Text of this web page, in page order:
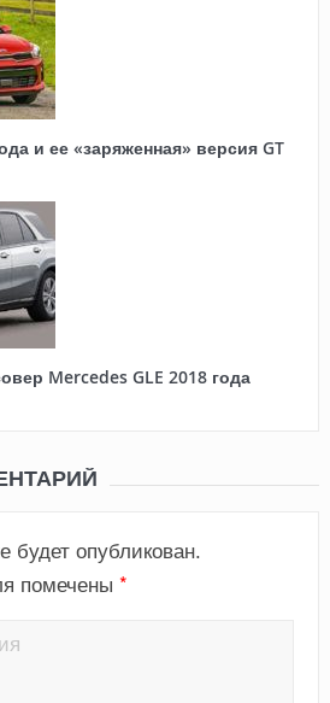
и ее «заряженная» версия GT
Mercedes GLE 2018 года
будет опубликован.
помечены *